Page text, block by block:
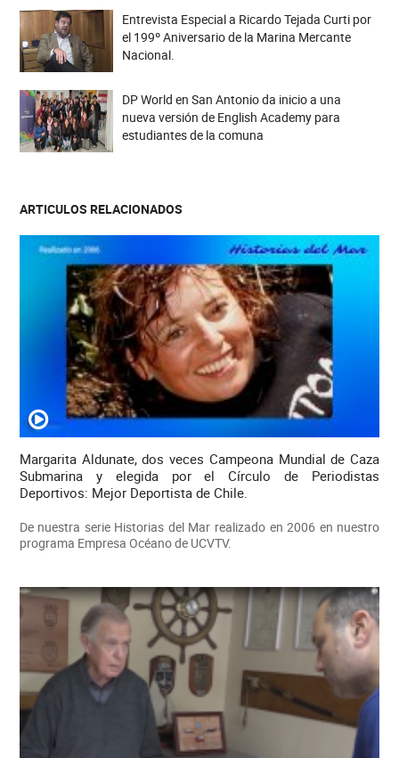
Entrevista Especial a Ricardo Tejada Curti por
el 199º Aniversario de la Marina Mercante
Nacional.
DP World en San Antonio da inicio a una
nueva versión de English Academy para
estudiantes de la comuna
ARTICULOS RELACIONADOS
Margarita Aldunate, dos veces Campeona Mundial de Caza
Submarina y elegida por el Círculo de Periodistas
Deportivos: Mejor Deportista de Chile.
De nuestra serie Historias del Mar realizado en 2006 en nuestro
programa Empresa Océano de UCVTV.